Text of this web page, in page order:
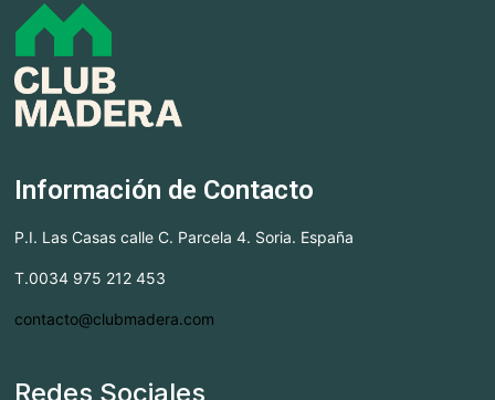
Información de Contacto
P.I. Las Casas calle C. Parcela 4. Soria. España
T.0034 975 212 453
contacto@clubmadera.com
Redes Sociales